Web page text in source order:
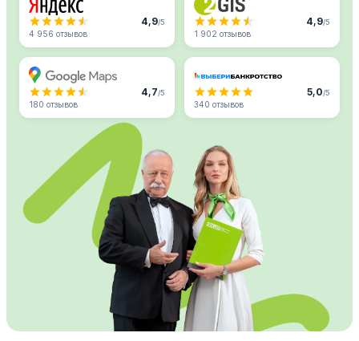
4,9/5
4 956 отзывов
4,9/5
1 902 отзывов
4,7/5
180 отзывов
5,0/5
340 отзывов